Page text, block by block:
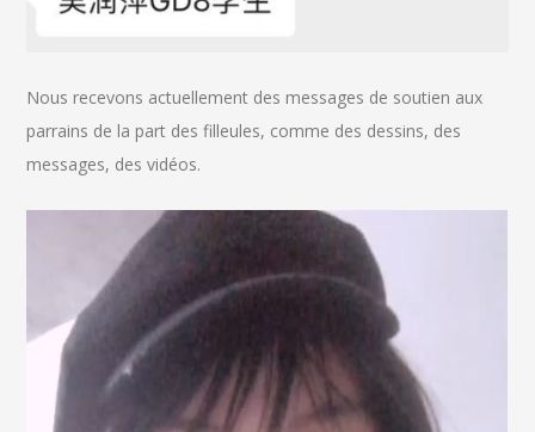
Nous recevons actuellement des messages de soutien aux
parrains de la part des filleules, comme des dessins, des
messages, des vidéos.